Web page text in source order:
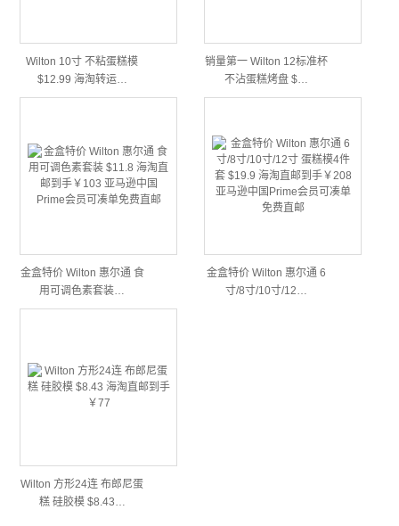
Wilton 10寸 不粘蛋糕模
$12.99 海淘转运…
销量第一 Wilton 12标准杯
不沾蛋糕烤盘 $…
金盒特价 Wilton 惠尔通 食
用可调色素套装…
金盒特价 Wilton 惠尔通 6
寸/8寸/10寸/12…
Wilton 方形24连 布郎尼蛋
糕 硅胶模 $8.43…